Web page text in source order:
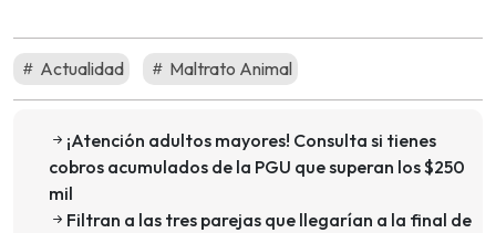
Actualidad Maltrato Animal
¡Atención adultos mayores! Consulta si tienes
cobros acumulados de la PGU que superan los $250
mil
Filtran a las tres parejas que llegarían a la final de